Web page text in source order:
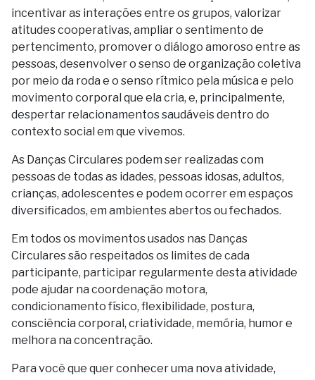
incentivar as interações entre os grupos, valorizar
atitudes cooperativas, ampliar o sentimento de
pertencimento, promover o diálogo amoroso entre as
pessoas, desenvolver o senso de organização coletiva
por meio da roda e o senso rítmico pela música e pelo
movimento corporal que ela cria, e, principalmente,
despertar relacionamentos saudáveis dentro do
contexto social em que vivemos.
As Danças Circulares podem ser realizadas com
pessoas de todas as idades, pessoas idosas, adultos,
crianças, adolescentes e podem ocorrer em espaços
diversificados, em ambientes abertos ou fechados.
Em todos os movimentos usados nas Danças
Circulares são respeitados os limites de cada
participante, participar regularmente desta atividade
pode ajudar na coordenação motora,
condicionamento físico, flexibilidade, postura,
consciência corporal, criatividade, memória, humor e
melhora na concentração.
Para você que quer conhecer uma nova atividade,